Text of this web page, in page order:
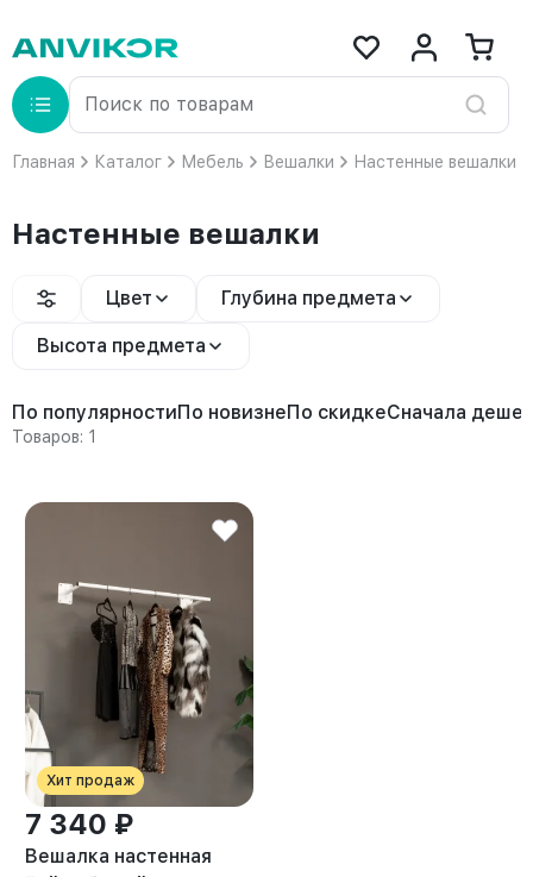
Главная Каталог Мебель Вешалки Настенные вешалки
Настенные вешалки
Цвет Глубина предмета
Высота предмета
По популярностиПо новизнеПо скидкеСначала
Товаров: 1
Хит продаж
7 340 ₽
Вешалка настенная